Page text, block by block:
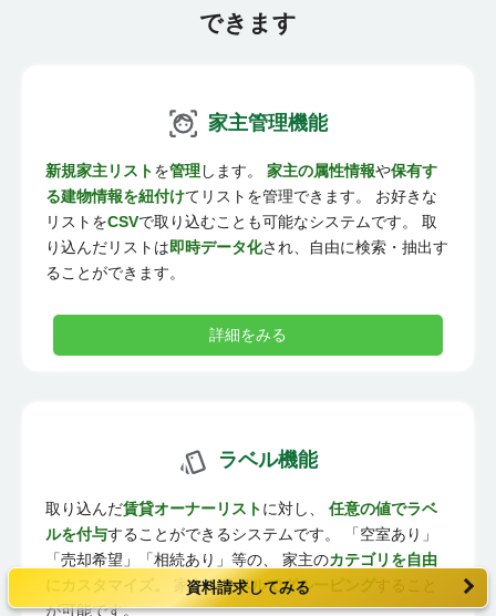
できます
家主管理機能
新規家主リストを管理します。 家主の属性情報や保有す
る建物情報を紐付けてリストを管理できます。 お好きな
リストをCSVで取り込むことも可能なシステムです。 取
り込んだリストは即時データ化され、自由に検索・抽出す
ることができます。
詳細をみる
ラベル機能
取り込んだ賃貸オーナーリストに対し、 任意の値でラベ
ルを付与することができるシステムです。 「空室あり」
「売却希望」「相続あり」等の、 家主のカテゴリを自由
にカスタマイズ。
家主をラベルでグルーピング すること
が可能です。
資料請求してみる